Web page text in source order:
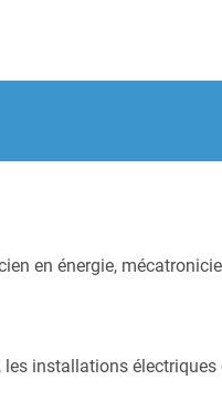
en énergie,
les installations